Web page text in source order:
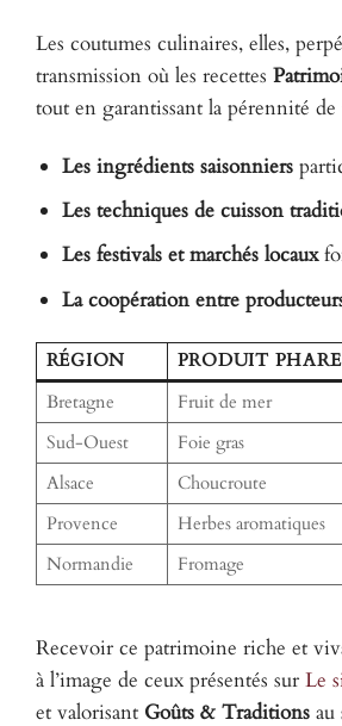
Les coutumes culinaires, elles,
transmission où les recettes
tout en garantissant la pérennité
Les ingrédients saisonniers
Les techniques de cuisson
Les festivals et marchés locaux
La coopération entre
RÉGION PRODUIT PHARE
Bretagne
Fruit de mer
Sud-Ouest
Foie gras
Alsace
Choucroute
Provence
Herbes aromatiques
Normandie
Fromage
Recevoir ce patrimoine riche et
à l’image de ceux présentés sur Le
et valorisant Goûts & Traditions au